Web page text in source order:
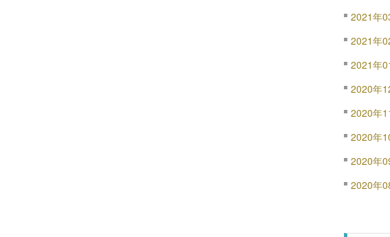
2021年
2021年
2021年
2020年
2020年
2020年
2020年
2020年